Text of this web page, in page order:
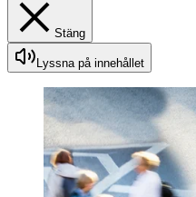
Stäng
Lyssna på innehållet